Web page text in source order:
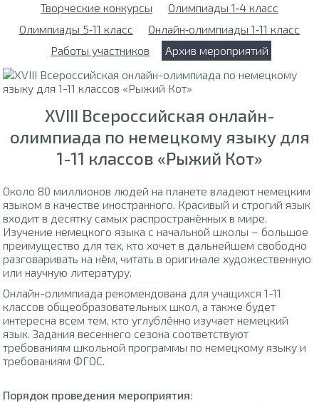
Творческие конкурсы
Олимпиады 1‑4 класс
Олимпиады 5‑11 класс
Онлайн‑олимпиады 1‑11 класс
Работы участников
Архив мероприятий
XVIII Всероссийская онлайн-
олимпиада по немецкому языку для
1-11 классов «Рыжий Кот»
Около 80 миллионов людей на планете владеют немецким
языком в качестве иностранного. Красивый и строгий язык
входит в десятку самых распространённых в мире.
Изучение немецкого языка с начальной школы – большое
преимущество для тех, кто хочет в дальнейшем свободно
разговаривать на нём, читать в оригинале художественную
или научную литературу.
Онлайн-олимпиада рекомендована для учащихся 1-11
классов общеобразовательных школ, а также будет
интересна всем тем, кто углублённо изучает немецкий
язык. Задания весеннего сезона соответствуют
требованиям школьной программы по немецкому языку и
требованиям ФГОС.
Порядок проведения мероприятия: